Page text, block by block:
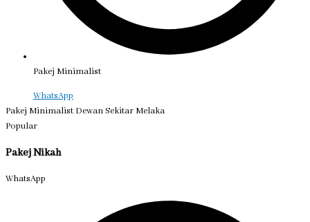
Pakej Minimalist
WhatsApp
Pakej Minimalist Dewan Sekitar Melaka
Popular
Pakej Nikah
WhatsApp